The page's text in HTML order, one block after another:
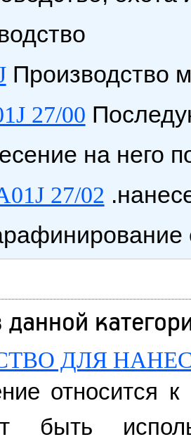
Производство
27/00
на него
27/02
ДЛЯ
относится
быть